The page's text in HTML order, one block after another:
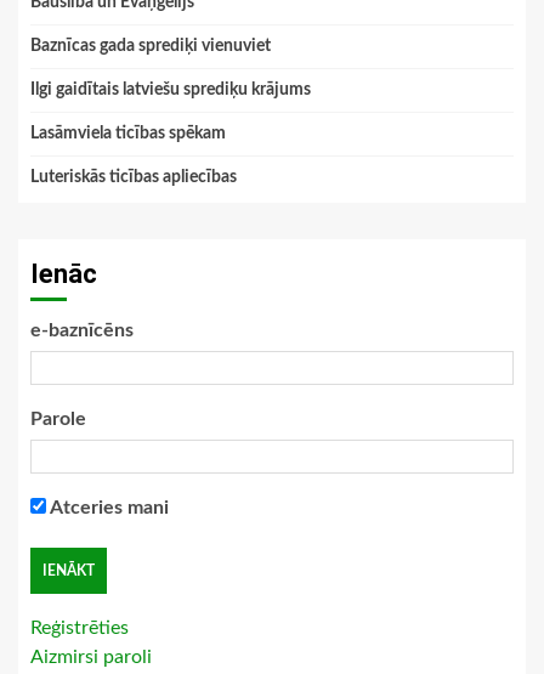
Baznīcas gada sprediķi vienuviet
Ilgi gaidītais latviešu sprediķu krājums
Lasāmviela ticības spēkam
Luteriskās ticības apliecības
Ienāc
e-baznīcēns
Parole
Atceries mani
Reģistrēties
Aizmirsi paroli